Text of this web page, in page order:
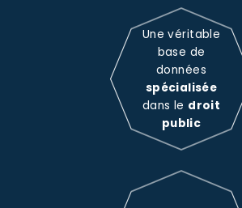
Une véritable
base de
données
spécialisée
dans le droit
public